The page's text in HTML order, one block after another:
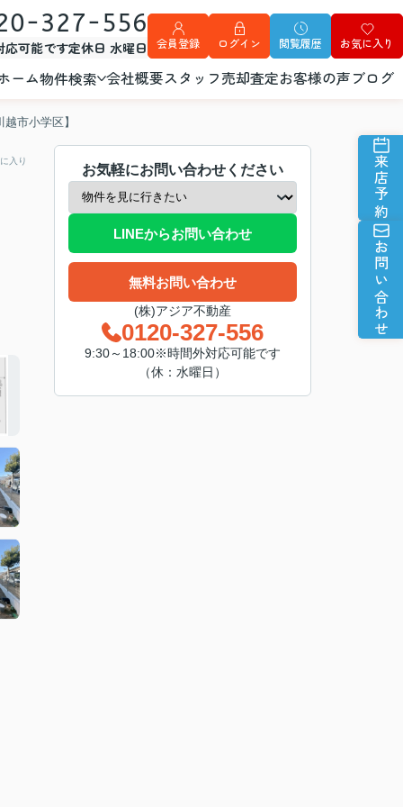
327-556
応可能です定休日 水曜日 会員登録 ログイン 閲覧履歴 お気に入り
ーム物件検索 会社概要スタッフ売却査定お客様の声ブログ
来店予約
お問い合わせ
市小学区】
入り
お気軽にお問い合わせください
LINEからお問い合わせ
無料お問い合わせ
(株)アジア不動産
0120-327-556
9:30～18:00※時間外対応可能です
（休：水曜日）